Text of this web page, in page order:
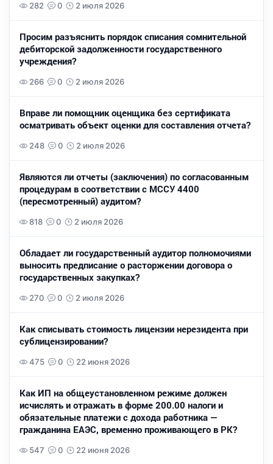
282 0 2 июля 2026
Просим разъяснить порядок списания сомнительной
дебиторской задолженности государственного
учреждения?
266 0 2 июля 2026
Вправе ли помощник оценщика без сертификата
осматривать объект оценки для составления отчета?
248 0 2 июля 2026
Являются ли отчеты (заключения) по согласованным
процедурам в соответствии с МССУ 4400
(пересмотренный) аудитом?
818 0 2 июля 2026
Обладает ли государственный аудитор полномочиями
выносить предписание о расторжении договора о
государственных закупках?
270 0 2 июля 2026
Как списывать стоимость лицензии нерезидента при
сублицензировании?
475 0 22 июня 2026
Как ИП на общеустановленном режиме должен
исчислять и отражать в форме 200.00 налоги и
обязательные платежи с дохода работника —
гражданина ЕАЭС, временно проживающего в РК?
547 0 22 июня 2026